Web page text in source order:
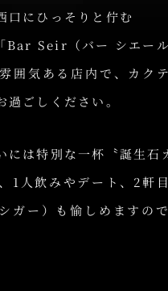
口にひっそりと佇む
Bar Seir（バー シエール
囲気ある店内で、カク
ごしください。
は特別な一杯〝誕生石
1人飲みやデート、2軒
ガー）も愉しめますの